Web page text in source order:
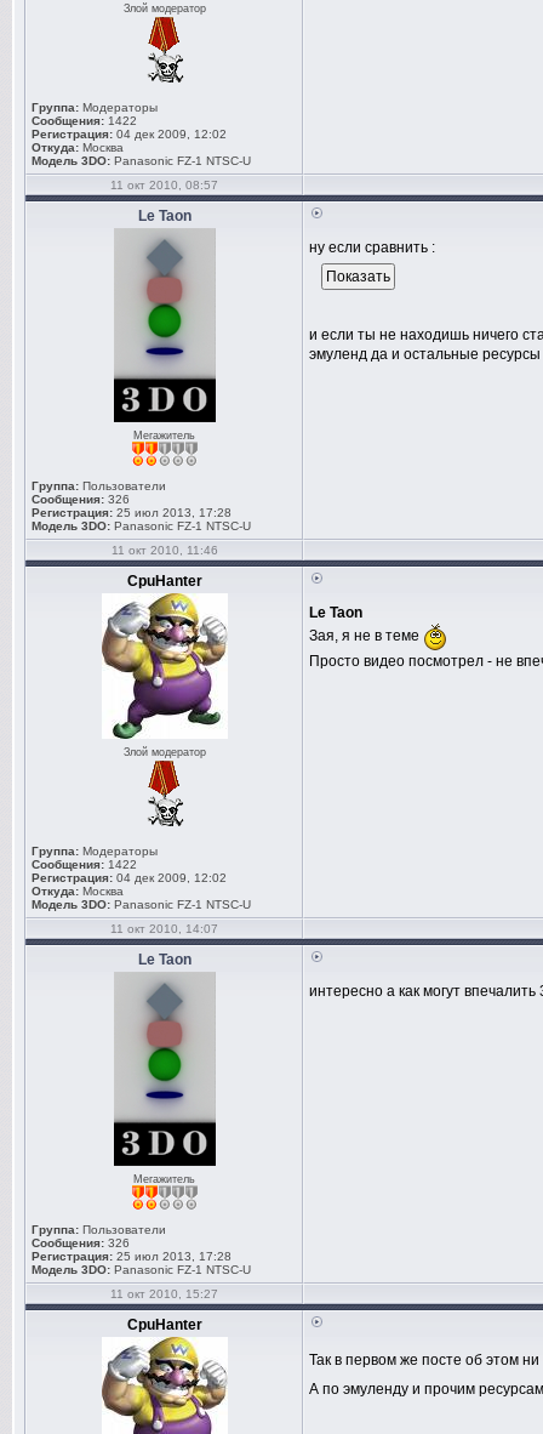
Злой модератор
Группа: Модераторы
Сообщения: 1422
Регистрация: 04 дек 2009, 12:02
Откуда: Москва
Модель 3DO: Panasonic FZ-1 NTSC-U
11 окт 2010, 08:57
Le Taon
Мегажитель
Группа: Пользователи
Сообщения: 326
Регистрация: 25 июл 2013, 17:28
Модель 3DO: Panasonic FZ-1 NTSC-U
ну если сравнить :
и если ты не находишь ничего
эмуленд да и остальные
11 окт 2010, 11:46
CpuHanter
Злой модератор
Группа: Модераторы
Сообщения: 1422
Регистрация: 04 дек 2009, 12:02
Откуда: Москва
Модель 3DO: Panasonic FZ-1 NTSC-U
Le Taon
Зая, я не в теме
Просто видео посмотрел - не
11 окт 2010, 14:07
Le Taon
Мегажитель
Группа: Пользователи
Сообщения: 326
Регистрация: 25 июл 2013, 17:28
Модель 3DO: Panasonic FZ-1 NTSC-U
интересно а как могут
11 окт 2010, 15:27
CpuHanter
Так в первом же посте об этом
А по эмуленду и прочим